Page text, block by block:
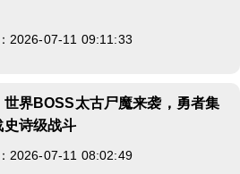
2026-07-11 09:11:33
世界BOSS太古尸魔来袭，勇者集
史诗级战斗
2026-07-11 08:02:49